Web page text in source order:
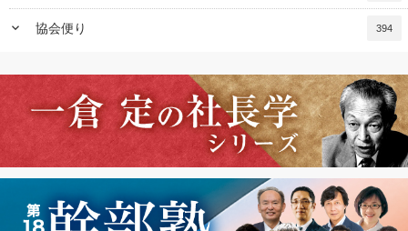
keyboard_arrow_down 協会便り 394